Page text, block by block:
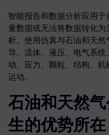
智能报告和数据分析应用
量数据或无法将数据转化
析。使用仿真与石油和天
导、流体、液压、电气系
动、应力、颗粒、结构、
运动。
石油和天然
生的优势所在